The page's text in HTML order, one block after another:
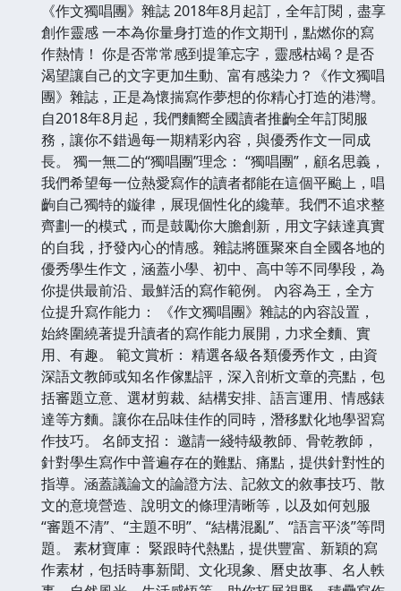
《作文獨唱團》雜誌 2018年8月起訂，全年訂閱，盡享
創作靈感 一本為你量身打造的作文期刊，點燃你的寫
作熱情！ 你是否常常感到提筆忘字，靈感枯竭？是否
渴望讓自己的文字更加生動、富有感染力？《作文獨唱
團》雜誌，正是為懷揣寫作夢想的你精心打造的港灣。
自2018年8月起，我們麵嚮全國讀者推齣全年訂閱服
務，讓你不錯過每一期精彩內容，與優秀作文一同成
長。 獨一無二的“獨唱團”理念： “獨唱團”，顧名思義，
我們希望每一位熱愛寫作的讀者都能在這個平颱上，唱
齣自己獨特的鏇律，展現個性化的纔華。我們不追求整
齊劃一的模式，而是鼓勵你大膽創新，用文字錶達真實
的自我，抒發內心的情感。雜誌將匯聚來自全國各地的
優秀學生作文，涵蓋小學、初中、高中等不同學段，為
你提供最前沿、最鮮活的寫作範例。 內容為王，全方
位提升寫作能力： 《作文獨唱團》雜誌的內容設置，
始終圍繞著提升讀者的寫作能力展開，力求全麵、實
用、有趣。 範文賞析： 精選各級各類優秀作文，由資
深語文教師或知名作傢點評，深入剖析文章的亮點，包
括審題立意、選材剪裁、結構安排、語言運用、情感錶
達等方麵。讓你在品味佳作的同時，潛移默化地學習寫
作技巧。 名師支招： 邀請一綫特級教師、骨乾教師，
針對學生寫作中普遍存在的難點、痛點，提供針對性的
指導。涵蓋議論文的論證方法、記敘文的敘事技巧、散
文的意境營造、說明文的條理清晰等，以及如何剋服
“審題不清”、“主題不明”、“結構混亂”、“語言平淡”等問
題。 素材寶庫： 緊跟時代熱點，提供豐富、新穎的寫
作素材，包括時事新聞、文化現象、曆史故事、名人軼